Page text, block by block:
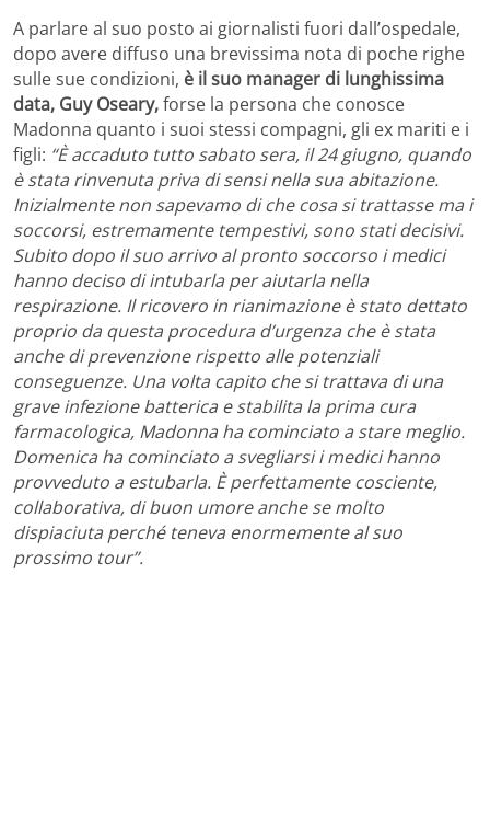
A parlare al suo posto ai giornalisti fuori dall’ospedale,
dopo avere diffuso una brevissima nota di poche righe
sulle sue condizioni, è il suo manager di lunghissima
data, Guy Oseary,forse la persona che conosce
Madonna quanto i suoi stessi compagni, gli ex mariti e i
figli: “È accaduto tutto sabato sera, il 24 giugno, quando
è stata rinvenuta priva di sensi nella sua abitazione.
Inizialmente non sapevamo di che cosa si trattasse ma i
soccorsi, estremamente tempestivi, sono stati decisivi.
Subito dopo il suo arrivo al pronto soccorso i medici
hanno deciso di intubarla per aiutarla nella
respirazione. Il ricovero in rianimazione è stato dettato
proprio da questa procedura d’urgenza che è stata
anche di prevenzione rispetto alle potenziali
conseguenze. Una volta capito che si trattava di una
grave infezione batterica e stabilita la prima cura
farmacologica, Madonna ha cominciato a stare meglio.
Domenica ha cominciato a svegliarsi i medici hanno
provveduto a estubarla. È perfettamente cosciente,
collaborativa, di buon umore anche se molto
dispiaciuta perché teneva enormemente al suo
prossimo tour”.